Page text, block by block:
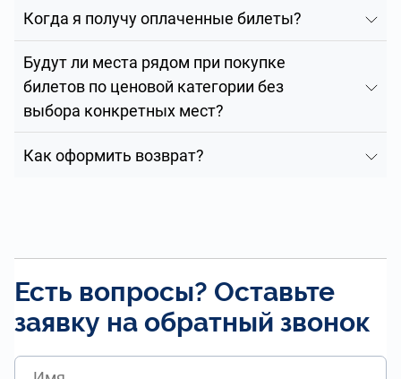
Когда я получу оплаченные билеты?
Будут ли места рядом при покупке
билетов по ценовой категории без
выбора конкретных мест?
Как оформить возврат?
Есть вопросы? Оставьте
заявку на обратный звонок